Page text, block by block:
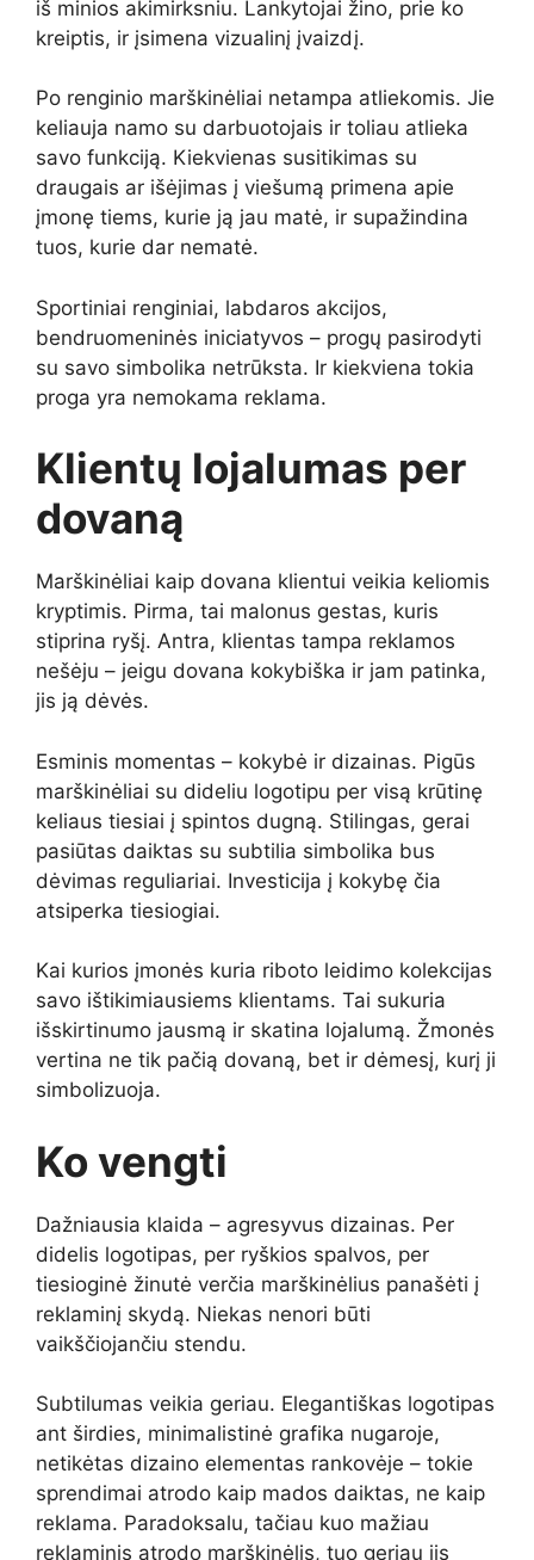
iš minios akimirksniu. Lankytojai žino, prie ko
kreiptis, ir įsimena vizualinį įvaizdį.
Po renginio marškinėliai netampa atliekomis. Jie
keliauja namo su darbuotojais ir toliau atlieka
savo funkciją. Kiekvienas susitikimas su
draugais ar išėjimas į viešumą primena apie
įmonę tiems, kurie ją jau matė, ir supažindina
tuos, kurie dar nematė.
Sportiniai renginiai, labdaros akcijos,
bendruomeninės iniciatyvos – progų pasirodyti
su savo simbolika netrūksta. Ir kiekviena tokia
proga yra nemokama reklama.
Klientų lojalumas per
dovaną
Marškinėliai kaip dovana klientui veikia keliomis
kryptimis. Pirma, tai malonus gestas, kuris
stiprina ryšį. Antra, klientas tampa reklamos
nešėju – jeigu dovana kokybiška ir jam patinka,
jis ją dėvės.
Esminis momentas – kokybė ir dizainas. Pigūs
marškinėliai su dideliu logotipu per visą krūtinę
keliaus tiesiai į spintos dugną. Stilingas, gerai
pasiūtas daiktas su subtilia simbolika bus
dėvimas reguliariai. Investicija į kokybę čia
atsiperka tiesiogiai.
Kai kurios įmonės kuria riboto leidimo kolekcijas
savo ištikimiausiems klientams. Tai sukuria
išskirtinumo jausmą ir skatina lojalumą. Žmonės
vertina ne tik pačią dovaną, bet ir dėmesį, kurį ji
simbolizuoja.
Ko vengti
Dažniausia klaida – agresyvus dizainas. Per
didelis logotipas, per ryškios spalvos, per
tiesioginė žinutė verčia marškinėlius panašėti į
reklaminį skydą. Niekas nenori būti
vaikščiojančiu stendu.
Subtilumas veikia geriau. Elegantiškas logotipas
ant širdies, minimalistinė grafika nugaroje,
netikėtas dizaino elementas rankovėje – tokie
sprendimai atrodo kaip mados daiktas, ne kaip
reklama. Paradoksalu, tačiau kuo mažiau
reklaminis atrodo marškinėlis, tuo geriau jis